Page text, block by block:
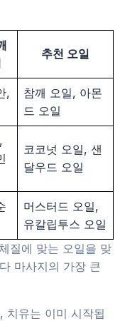
추천 오일
,
참깨 오일, 아몬
드 오일
코코넛 오일, 샌
달우드 오일
머스터드 오일,
유칼립투스 오일
질에 맞는 오일을 맞
마사지의 가장 큰
치유는 이미 시작됩